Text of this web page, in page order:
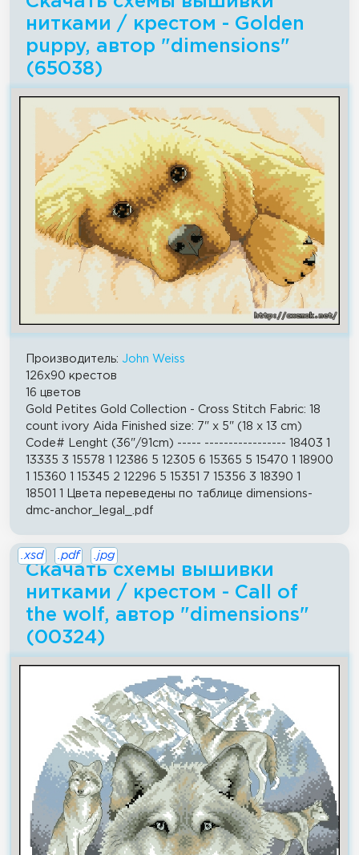
нитками / крестом - Golden
puppy, автор "dimensions"
(65038)
Производитель: John Weiss
126x90 крестов
16 цветов
Gold Petites Gold Collection - Cross Stitch Fabric: 18
count ivory Aida Finished size: 7" x 5" (18 x 13 cm)
Code# Lenght (36"/91cm) ----- ----------------- 18403 1
13335 3 15578 1 12386 5 12305 6 15365 5 15470 1 18900
1 15360 1 15345 2 12296 5 15351 7 15356 3 18390 1
18501 1 Цвета переведены по таблице dimensions-
dmc-anchor_legal_.pdf
Скачать схемы вышивки
нитками / крестом - Call of
the wolf, автор "dimensions"
(00324)
.xsd .pdf .jpg